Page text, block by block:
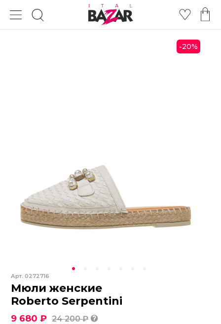
-20%
Арт.0272716
Мюли женские
Roberto Serpentini
9 680 ₽ 24 200 ₽